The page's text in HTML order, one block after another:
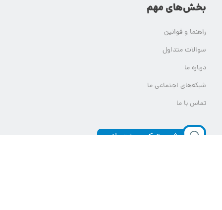
بخش‌های مهم
راهنما و قوانین
سوالات متداول
درباره ما
شبکه‌های اجتماعی ما
تماس با ما
ثبت تیکت پشتیبانی